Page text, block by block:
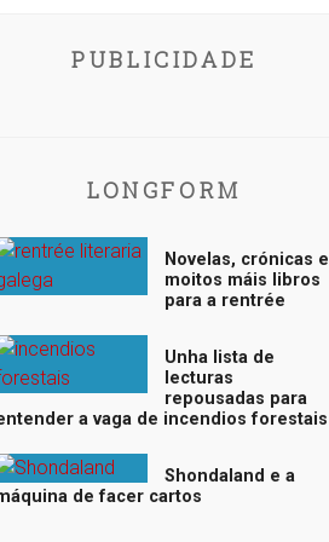
PUBLICIDADE
LONGFORM
Novelas, crónicas e
moitos máis libros
para a rentrée
Unha lista de
lecturas
repousadas para
a vaga de incendios forestais
Shondaland e a
de facer cartos